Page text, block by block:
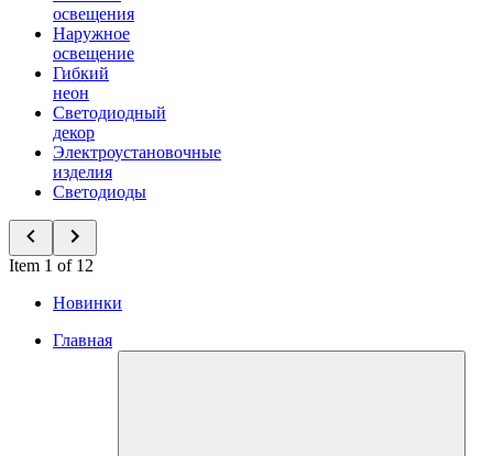
освещения
Наружное
освещение
Гибкий
неон
Светодиодный
декор
Электроустановочные
изделия
Светодиоды
Item 1 of 12
Новинки
Главная